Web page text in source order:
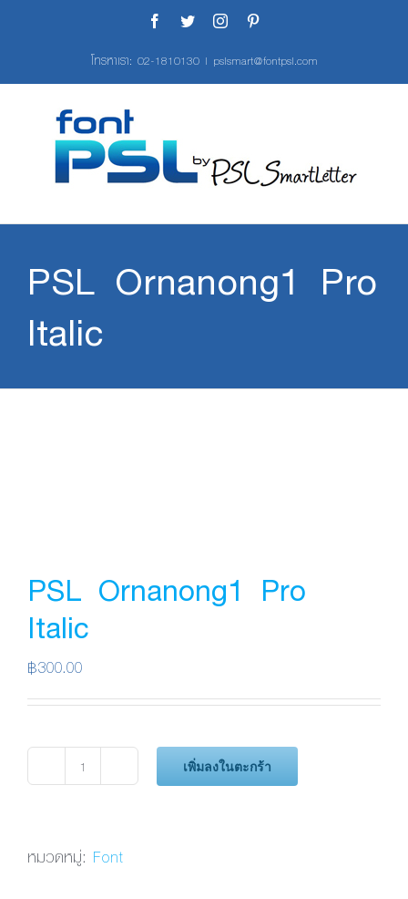
Facebook
TwitterInstagram
โทรหาเรา: 02-1810130 | pslsmart@fontpsl.com
PSL Ornanong1 Pro
Italic
PSL Ornanong1 Pro
Italic
฿300.00
จำนวน
Pro
เพิ่มลงในตะกร้า
หมวดหมู่: Font